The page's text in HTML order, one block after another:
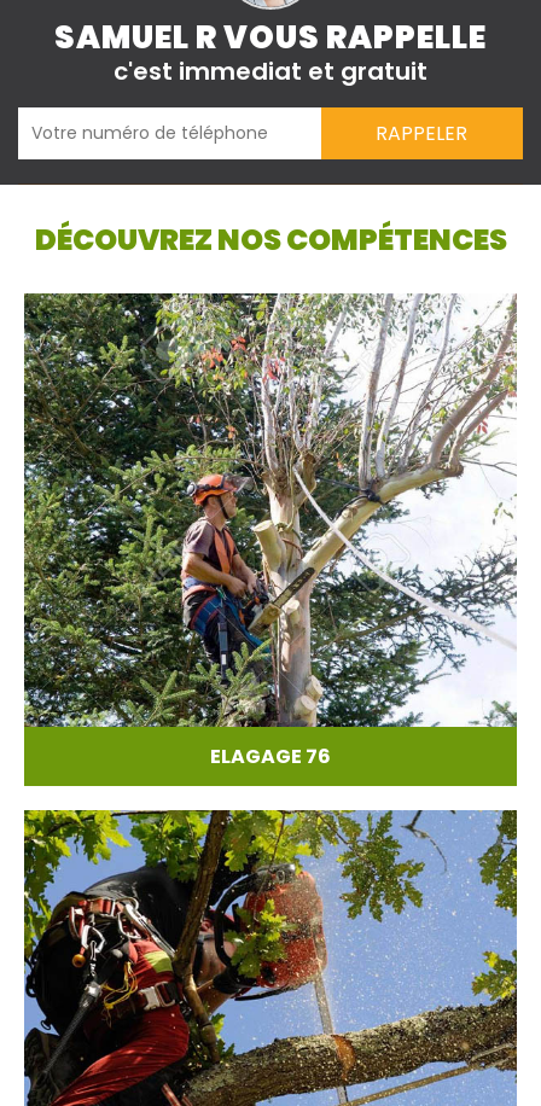
SAMUEL R VOUS RAPPELLE
c'est immediat et gratuit
DÉCOUVREZ NOS COMPÉTENCES
ELAGAGE 76